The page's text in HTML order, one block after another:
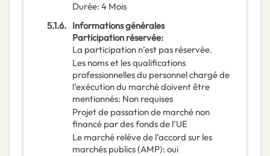
Durée: 4 Mois
5.1.6. Informations générales
Participation réservée:
La participation n’est pas réservée.
Les noms et les qualifications
professionnelles du personnel chargé de
l’exécution du marché doivent être
mentionnés: Non requises
Projet de passation de marché non
financé par des fonds de l’UE
Le marché relève de l’accord sur les
marchés publics (AMP): oui